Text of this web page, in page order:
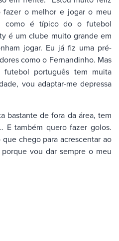
fazer o melhor e jogar o meu
como é típico do o futebol
é um clube muito grande em
jogar. Eu já fiz uma pré-
como o Fernandinho. Mas
português tem muita
vou adaptar-me depressa
bastante de fora da área, tem
E também quero fazer golos.
chego para acrescentar ao
vou dar sempre o meu